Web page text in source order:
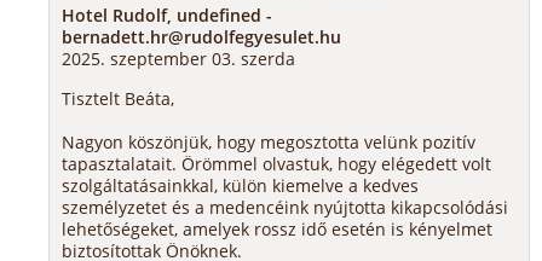
Hotel Rudolf, undefined -
bernadett.hr@rudolfegyesulet.hu
2025. szeptember 03. szerda
Tisztelt Beáta,
Nagyon köszönjük, hogy megosztotta velünk pozitív
tapasztalatait. Örömmel olvastuk, hogy elégedett volt
szolgáltatásainkkal, külön kiemelve a kedves
személyzetet és a medencéink nyújtotta kikapcsolódási
lehetőségeket, amelyek rossz idő esetén is kényelmet
biztosítottak Önöknek.